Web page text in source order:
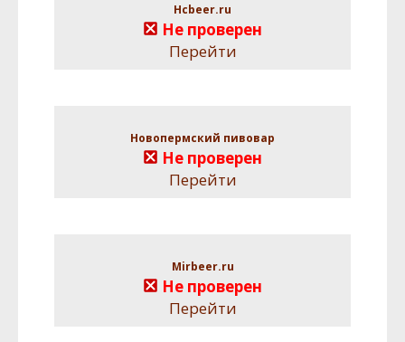
Hcbeer.ru
Не проверен
Перейти
Новопермский пивовар
Не проверен
Перейти
Mirbeer.ru
Не проверен
Перейти